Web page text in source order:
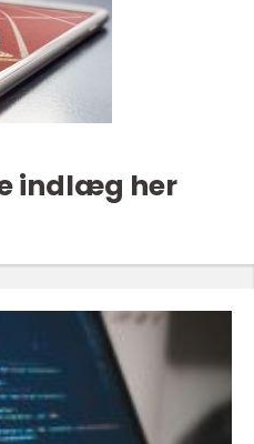
indlæg her